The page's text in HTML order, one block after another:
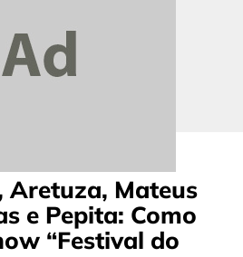
Aretuza, Mateus
e Pepita: Como
“Festival do